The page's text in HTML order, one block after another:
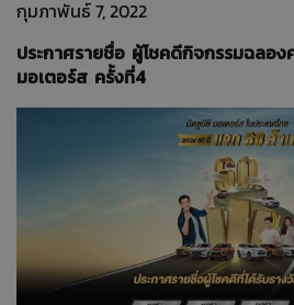
กุมภาพันธ์ 7, 2022
ประกาศรายชื่อ ผู้โชคดีกิจกรรมฉลอ
มอเตอร์ส ครั้งที่4